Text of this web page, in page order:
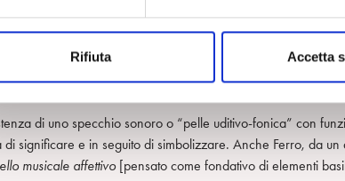
Rifiuta Accetta
che contengono già in sé proto apprendimenti,
olfattive, visive, gustative.
a prodursi esperienze strutturanti legate al corpo
percezione di un ambiente stabile, di essere in uno spazio.
di uno specchio sonoro o “pelle uditivo-fonica” con
significare e in seguito di simbolizzare. Anche Ferro, da
musicale affettivo[pensato come fondativo di elementi